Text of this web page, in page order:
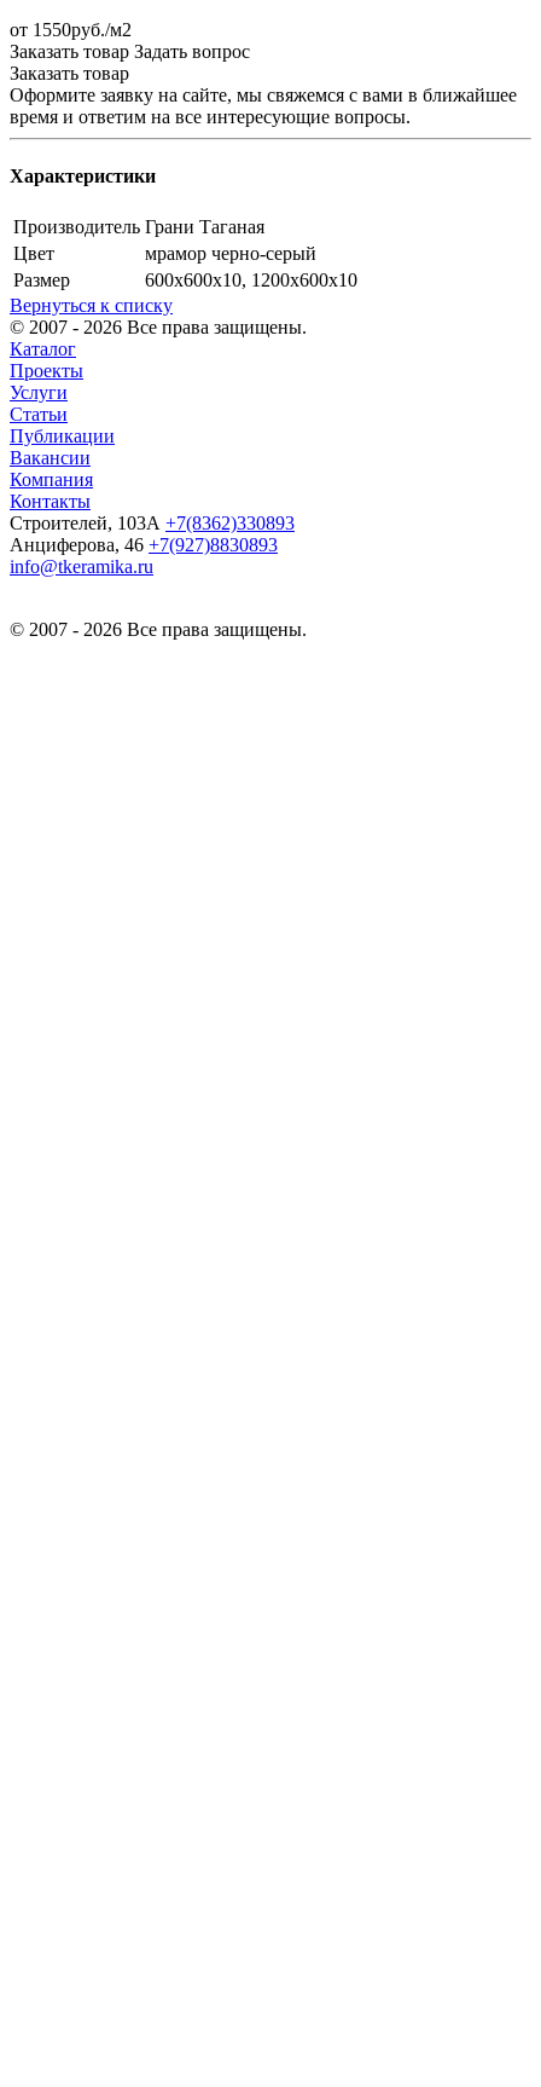
от 1550руб./м2
Заказать товар Задать вопрос
Заказать товар
Оформите заявку на сайте, мы свяжемся с вами в ближайшее
время и ответим на все интересующие вопросы.
Характеристики
Производитель Грани Таганая
Цвет
мрамор черно-серый
Размер
600х600х10, 1200х600х10
Вернуться к списку
© 2007 - 2026 Все права защищены.
Каталог
Проекты
Услуги
Статьи
Публикации
Вакансии
Компания
Контакты
Строителей, 103А +7(8362)330893
Анциферова, 46 +7(927)8830893
info@tkeramika.ru
© 2007 - 2026 Все права защищены.